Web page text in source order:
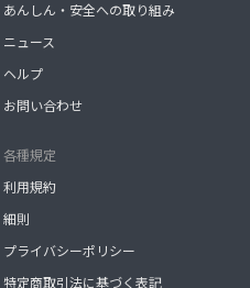
あんしん・安全への取り組み
ニュース
ヘルプ
お問い合わせ
各種規定
利用規約
細則
プライバシーポリシー
特定商取引法に基づく表記